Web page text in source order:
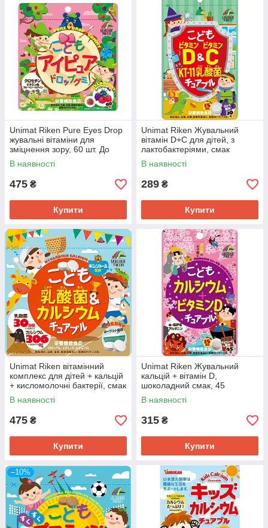
Unimat Riken Pure Eyes Drop
жувальні вітаміни для
зміцнення зору, 60 шт. До
04/2028
В наявності
475 ₴
Купити
Unimat Riken Жувальний
вітамін D+С для дітей, з
лактобактеріями, смак
винограду, 30 шт. До 09/2028
В наявності
289 ₴
Купити
Unimat Riken вітамінний
комплекс для дітей + кальцій
+ кисломолочні бактерії, смак
йогурт, 90 жувальних
таблеток. До 09/2027
В наявності
475 ₴
Купити
Unimat Riken Жувальний
кальцій + вітамін D,
шоколадний смак, 45
таблеток. До 07/2027
В наявності
315 ₴
Купити
–10%